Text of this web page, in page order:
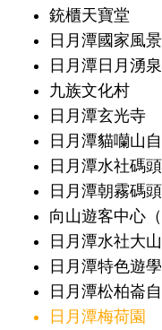
銃櫃天寶堂
日月潭國家風
日月潭日月湧泉
九族文化村
日月潭玄光寺
日月潭貓囒山
日月潭水社碼頭
日月潭朝霧碼頭
向山遊客中心
日月潭水社大
日月潭特色遊
日月潭松柏崙
日月潭梅荷園